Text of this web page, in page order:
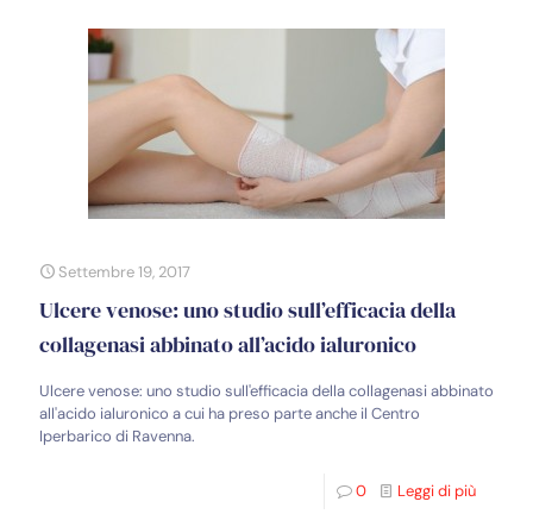
Settembre 19, 2017
Ulcere venose: uno studio sull’efficacia della
collagenasi abbinato all’acido ialuronico
Ulcere venose: uno studio sull'efficacia della collagenasi abbinato
all'acido ialuronico a cui ha preso parte anche il Centro
Iperbarico di Ravenna.
0 Leggi di più